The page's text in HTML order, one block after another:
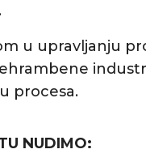
u upravljanju
procesa.
NUDIMO: